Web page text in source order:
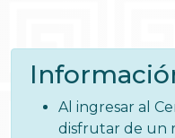
Al ingresar al
disfrutar de un